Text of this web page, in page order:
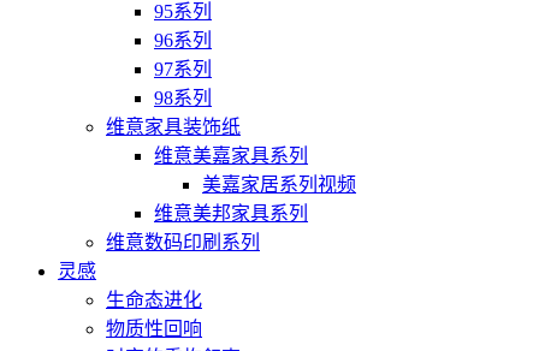
95系列
96系列
97系列
98系列
维意家具装饰纸
维意美嘉家具系列
美嘉家居系列视频
维意美邦家具系列
维意数码印刷系列
灵感
生命态进化
物质性回响